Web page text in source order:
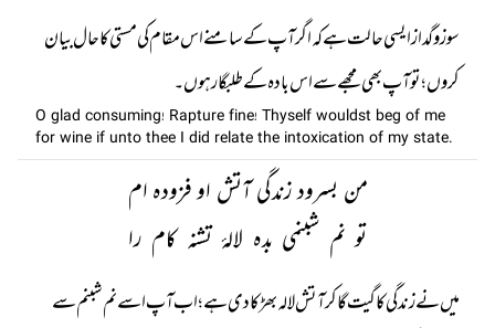
سوز و گداز ایسی حالت ہے کہ اگر آپ کے سامنے اس مقام کی مستی کا حال بیان
کروں ؛ تو آپ بھی مجھے سے اس بادہ کے طلبگار ہوں۔
O glad consuming! Rapture fine! Thyself wouldst beg of me
for wine if unto thee I did relate the intoxication of my state.
من بسرود زندگی آتش او فزودہ ام
تو نم شبنمی بدہ لالۂ تشنہ کام را
میں نے زندگی کا گیت گا کر آتش لالہ بھڑکا دی ہے؛ اب آپ اسے نم شبنم سے